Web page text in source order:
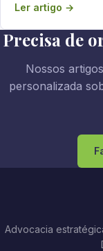
Ler artigo →
Precisa de
Nossos
personalizada
Advocacia